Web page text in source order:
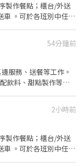
選
；組長當日任職每四小
時告知
54分鐘前
服務、送餐等工作。
飲料、甜點製作等。
於出菜時負責菜餚擺
庫存盤點。
2小時前
選